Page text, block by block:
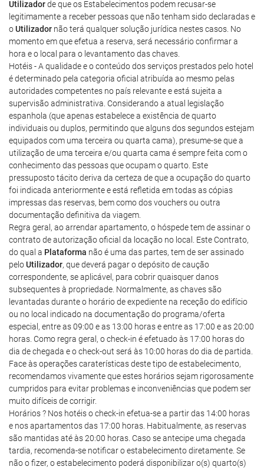
Utilizadorde que os Estabelecimentos podem recusar-se
legitimamente a receber pessoas que não tenham sido declaradas e
oUtilizador não terá qualquer solução jurídica nestes casos. No
momento em que efetua a reserva, será necessário confirmar a
hora e o local para o levantamento das chaves.
Hotéis - A qualidade e o conteúdo dos serviços prestados pelo hotel
é determinado pela categoria oficial atribuída ao mesmo pelas
autoridades competentes no país relevante e está sujeita a
supervisão administrativa. Considerando a atual legislação
espanhola (que apenas estabelece a existência de quarto
individuais ou duplos, permitindo que alguns dos segundos estejam
equipados com uma terceira ou quarta cama), presume-se que a
utilização de uma terceira e/ou quarta cama é sempre feita com o
conhecimento das pessoas que ocupam o quarto. Este
pressuposto tácito deriva da certeza de que a ocupação do quarto
foi indicada anteriormente e está refletida em todas as cópias
impressas das reservas, bem como dos vouchers ou outra
documentação definitiva da viagem.
Regra geral, ao arrendar apartamento, o hóspede tem de assinar o
contrato de autorização oficial da locação no local. Este Contrato,
do qual a Plataforma não é uma das partes, tem de ser assinado
peloUtilizador, que deverá pagar o depósito de caução
correspondente, se aplicável, para cobrir quaisquer danos
subsequentes à propriedade. Normalmente, as chaves são
levantadas durante o horário de expediente na receção do edifício
ou no local indicado na documentação do programa/oferta
especial, entre as 09:00 e as 13:00 horas e entre as 17:00 e as 20:00
horas. Como regra geral, o check-in é efetuado às 17:00 horas do
dia de chegada e o check-out será às 10:00 horas do dia de partida.
Face às operações caraterísticas deste tipo de estabelecimento,
recomendamos vivamente que estes horários sejam rigorosamente
cumpridos para evitar problemas e inconveniências que podem ser
muito difíceis de corrigir.
Horários ? Nos hotéis o check-in efetua-se a partir das 14:00 horas
e nos apartamentos das 17:00 horas. Habitualmente, as reservas
são mantidas até às 20:00 horas. Caso se antecipe uma chegada
tardia, recomenda-se notificar o estabelecimento diretamente. Se
não o fizer, o estabelecimento poderá disponibilizar o(s) quarto(s)